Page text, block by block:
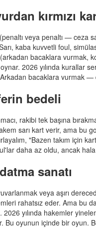
kırmızı
veya penaltı — ceza
kaba kuvvetli foul,
(arkadan bacaklara
2026 yılında kurallar
bacaklara vurmak —
bedeli
rakibi tek başına
sarı kart verir, ama bu
"Bazen takım için
daha az oldu, ancak hala
sanatı
veya aşırı
rahatsız eder. Ama bu
yılında hakemler
Bu oyunun içinde bir oyun.